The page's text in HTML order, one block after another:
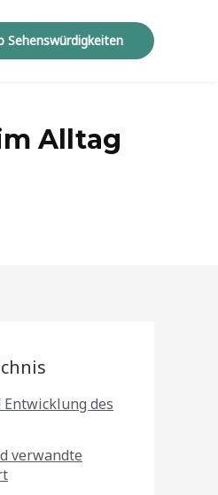
Sehenswürdigkeiten
Alltag
des
verwandte